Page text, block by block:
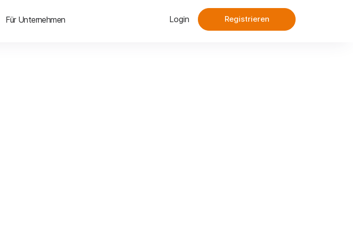
Für Unternehmen Login Registrieren